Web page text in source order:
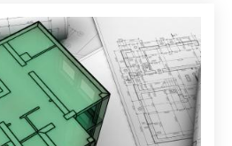
zu einer mehrjährigen
die OECD
institutionell stärkt und
auf umsetzbare